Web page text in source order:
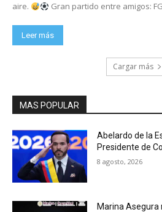
aire.
Gran partido entre amigos:
Leer más
Cargar más
MAS POPULAR
Abelardo de la
Presidente de
8 agosto, 2026
Marina Asegura